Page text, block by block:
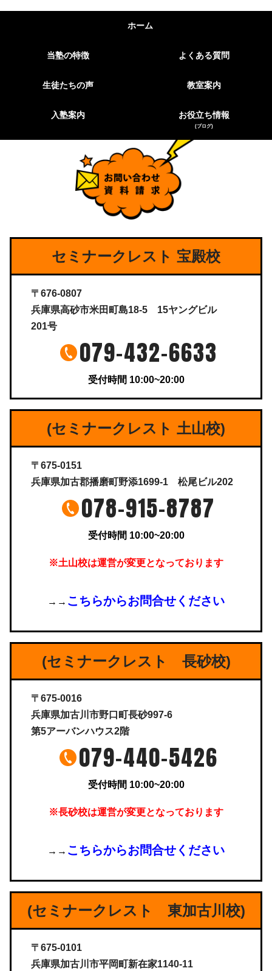
ホーム
当塾の特徴 よくある質問
生徒たちの声 教室案内
入塾案内 お役立ち情報
(ブログ)
セミナークレスト 宝殿校
〒676-0807
兵庫県高砂市米田町島18-5 15ヤングビル
201号
079-432-6633
受付時間 10:00~20:00
(セミナークレスト 土山校)
〒675-0151
兵庫県加古郡播磨町野添1699-1 松尾ビル202
078-915-8787
受付時間 10:00~20:00
※土山校は運営が変更となっております
→→ こちらからお問合せください
(セミナークレスト 長砂校)
〒675-0016
兵庫県加古川市野口町長砂997-6
第5アーバンハウス2階
079-440-5426
受付時間 10:00~20:00
※長砂校は運営が変更となっております
→→ こちらからお問合せください
(セミナークレスト 東加古川校)
〒675-0101
兵庫県加古川市平岡町新在家1140-11